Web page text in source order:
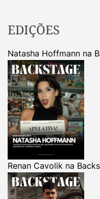
EDIÇÕES
Natasha Hoffmann na
Renan Cavolik na